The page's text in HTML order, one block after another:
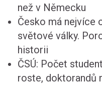
než v Německu
Česko má nejvíce
světové války.
historii
ČSÚ: Počet
roste, doktorandů